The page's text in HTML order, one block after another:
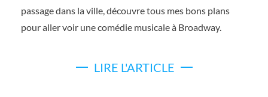
passage dans la ville, découvre tous mes bons plans
pour aller voir une comédie musicale à Broadway.
LIRE L'ARTICLE